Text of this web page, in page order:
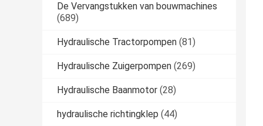
De Vervangstukken van bouwmachines
(689)
Hydraulische Tractorpompen (81)
Hydraulische Zuigerpompen (269)
Hydraulische Baanmotor (28)
hydraulische richtingklep (44)